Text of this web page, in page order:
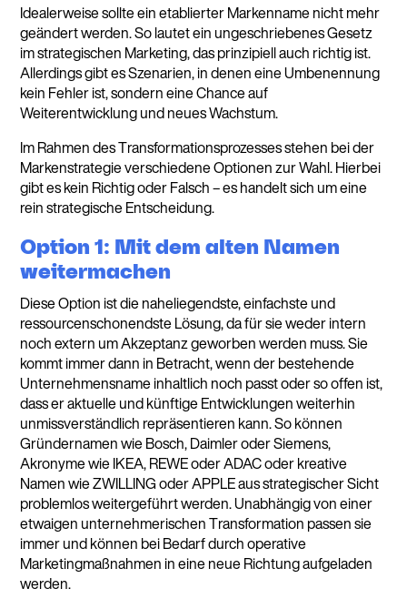
Idealerweise sollte ein etablierter Markenname nicht mehr
geändert werden. So lautet ein ungeschriebenes Gesetz
im strategischen Marketing, das prinzipiell auch richtig ist.
Allerdings gibt es Szenarien, in denen eine Umbenennung
kein Fehler ist, sondern eine Chance auf
Weiterentwicklung und neues Wachstum.
Im Rahmen des Transformationsprozesses stehen bei der
Markenstrategie verschiedene Optionen zur Wahl. Hierbei
gibt es kein Richtig oder Falsch – es handelt sich um eine
rein strategische Entscheidung.
Option 1: Mit dem alten Namen
weitermachen
Diese Option ist die naheliegendste, einfachste und
ressourcenschonendste Lösung, da für sie weder intern
noch extern um Akzeptanz geworben werden muss. Sie
kommt immer dann in Betracht, wenn der bestehende
Unternehmensname inhaltlich noch passt oder so offen ist,
dass er aktuelle und künftige Entwicklungen weiterhin
unmissverständlich repräsentieren kann. So können
Gründernamen wie Bosch, Daimler oder Siemens,
Akronyme wie IKEA, REWE oder ADAC oder kreative
Namen wie ZWILLING oder APPLE aus strategischer Sicht
problemlos weitergeführt werden. Unabhängig von einer
etwaigen unternehmerischen Transformation passen sie
immer und können bei Bedarf durch operative
Marketingmaßnahmen in eine neue Richtung aufgeladen
werden.